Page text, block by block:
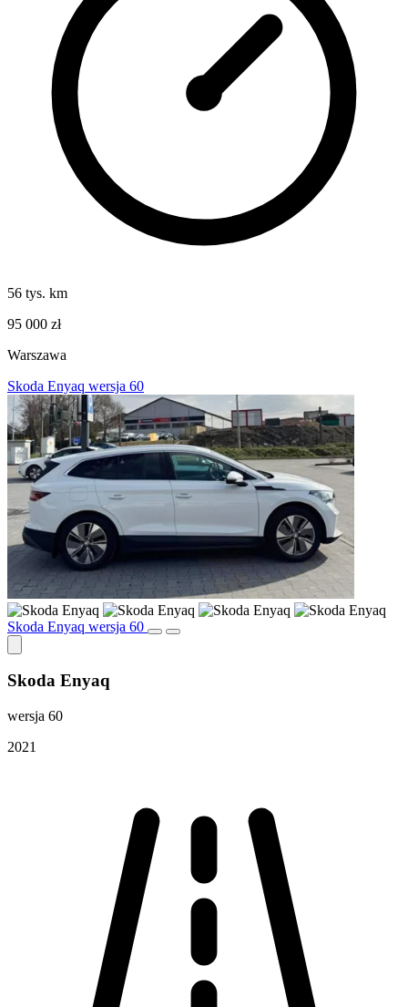
56 tys. km
95 000 zł
Warszawa
Skoda Enyaq wersja 60
Skoda Enyaq wersja 60
Skoda Enyaq
wersja 60
2021